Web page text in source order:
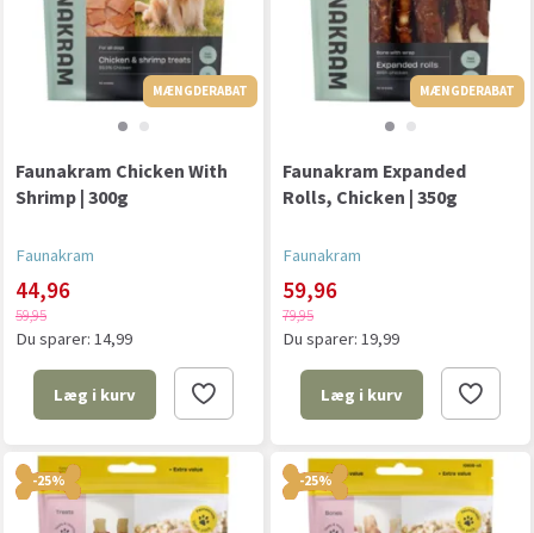
MÆNGDERABAT MÆNGDERABAT
Faunakram Chicken With
Shrimp | 300g
Faunakram
44,96
59,95
Du sparer: 14,99
Læg i kurv
MÆNGDERABAT
Faunakram Expanded
Rolls, Chicken | 350g
Faunakram
59,96
79,95
Du sparer: 19,99
Læg i kurv
-25% -25%